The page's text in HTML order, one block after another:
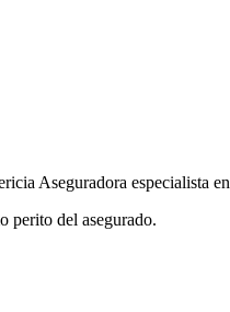
Aseguradora especialista
perito del asegurado.